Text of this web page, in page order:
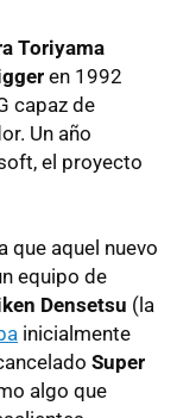
Toriyama
en 1992
capaz de
Un año
el proyecto
que aquel nuevo
equipo de
Densetsu (la
inicialmente
Super
algo que